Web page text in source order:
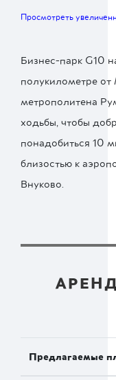
Просмотреть
Бизнес-парк G10
полукилометре
метрополитена
ходьбы, чтобы
понадобиться 10
близостью к
Внуково.
Предлагаемые